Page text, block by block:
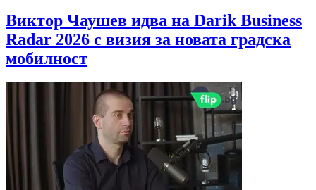
Виктор Чаушев идва на Darik Business
Radar 2026 с визия за новата градска
мобилност